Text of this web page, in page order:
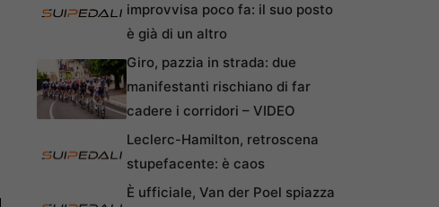
improvvisa poco fa: il suo posto
è già di un altro
Giro, pazzia in strada: due
manifestanti rischiano di far
cadere i corridori – VIDEO
Leclerc-Hamilton, retroscena
stupefacente: è caos
È ufficiale, Van der Poel spiazza